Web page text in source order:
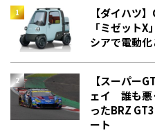
【ダイハツ
「ミゼット
シアで電動
【スーパー
ェイ 誰も悪
った――BRZ
ート